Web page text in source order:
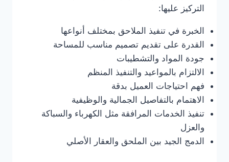
التركيز عليها:
الخبرة في تنفيذ الملاحق بمختلف أنواعها
القدرة على تقديم تصميم مناسب للمساحة
جودة المواد والتشطيبات
الالتزام بالمواعيد والتنفيذ المنظم
فهم احتياجات العميل بدقة
الاهتمام بالتفاصيل الجمالية والوظيفية
تنفيذ الخدمات المرافقة مثل الكهرباء والسباكة
والعزل
الدمج الجيد بين الملحق والعقار الأصلي